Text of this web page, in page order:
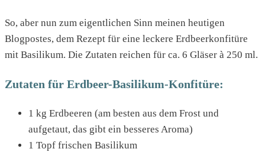
So, aber nun zum eigentlichen Sinn meinen heutigen
Blogpostes, dem Rezept für eine leckere Erdbeerkonfitüre
mit Basilikum. Die Zutaten reichen für ca. 6 Gläser à 250 ml.
Zutaten für Erdbeer-Basilikum-Konfitüre:
1 kg Erdbeeren (am besten aus dem Frost und
aufgetaut, das gibt ein besseres Aroma)
1 Topf frischen Basilikum